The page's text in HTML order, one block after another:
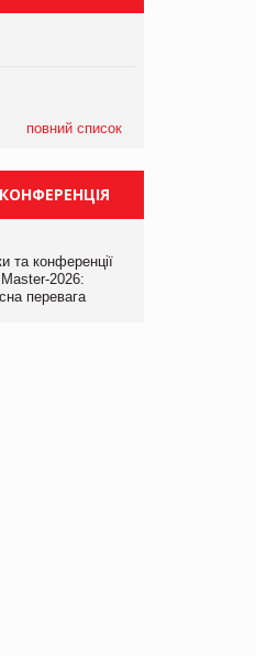
повний список
та конференції
2026:
перевага